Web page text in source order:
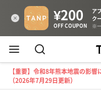
【重要】令和8年熊本地震の影
（2026年7月29日更新）